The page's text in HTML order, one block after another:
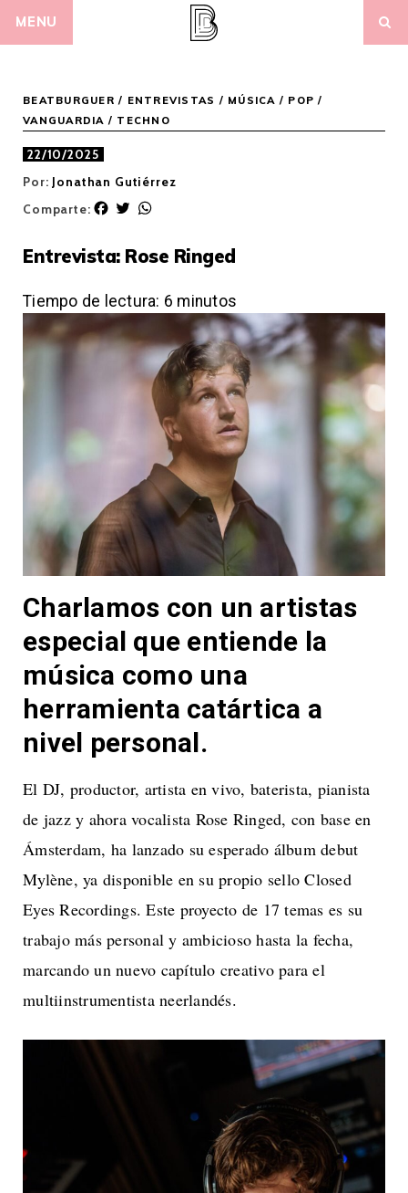
MENU
BEATBURGUER / ENTREVISTAS / MÚSICA / POP /
VANGUARDIA / TECHNO
22/10/2025
Por: Jonathan Gutiérrez
Comparte:
F
e
o
o
k
T
t
e
r
t
A
p
Entrevista: Rose Ringed
Tiempo de lectura: 6 minutos
Charlamos con un artistas
especial que entiende la
música como una
herramienta catártica a
nivel personal.
El DJ, productor, artista en vivo, baterista, pianista
de jazz y ahora vocalista Rose Ringed, con base en
Ámsterdam, ha lanzado su esperado álbum debut
Mylène, ya disponible en su propio sello Closed
Eyes Recordings. Este proyecto de 17 temas es su
trabajo más personal y ambicioso hasta la fecha,
marcando un nuevo capítulo creativo para el
multiinstrumentista neerlandés.